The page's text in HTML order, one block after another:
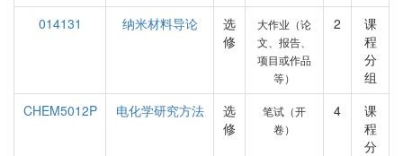
014131
纳米材料导论
选
修
大作业（论
文、报告、
项目或作品
等）
2
课
程
分
组
CHEM5012P
电化学研究方法
选
修
笔试（开
卷）
4
课
程
分